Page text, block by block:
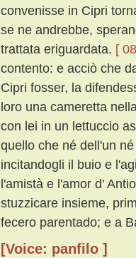
convenisse in Cipri
se ne andrebbe,
trattata eriguardata. [
contento: e acciò che
Cipri fosser, la
loro una cameretta
con lei in un lettuccio
quello che né dell'un
incitandogli il buio e
l'amistà e l'amor d'
stuzzicare insieme,
fecero parentado; e a
[Voice: panfilo ]